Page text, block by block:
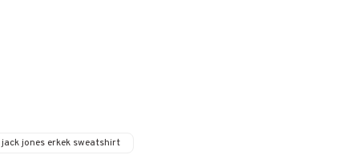
jack jones erkek sweatshirt